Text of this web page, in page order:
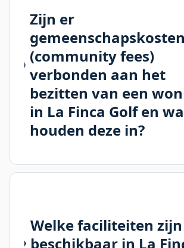
Zijn er
gemeenschapskosten
(community fees)
verbonden aan het
bezitten van een
in La Finca Golf en
houden deze in?
Welke faciliteiten
beschikbaar in La